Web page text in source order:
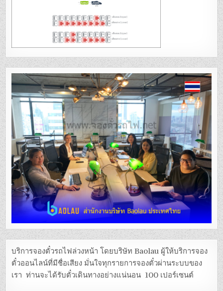
บริการจองตั๋วรถไฟล่วงหน้า โดยบริษัท Baolau ผู้ให้บริการจอง
ตั๋วออนไลน์ที่มีชื่อเสียง มั่นใจทุกรายการจองตั๋วผ่านระบบของ
เรา ท่านจะได้รับตั๋วเดินทางอย่างแน่นอน 100 เปอร์เซนต์